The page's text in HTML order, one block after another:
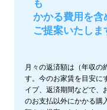
も
かかる費用を含
ご提案いたしま
月々の返済額は（年収
す。今のお家賃を目安に
イプ、返済期間などで、
のお支払以外にかかる購